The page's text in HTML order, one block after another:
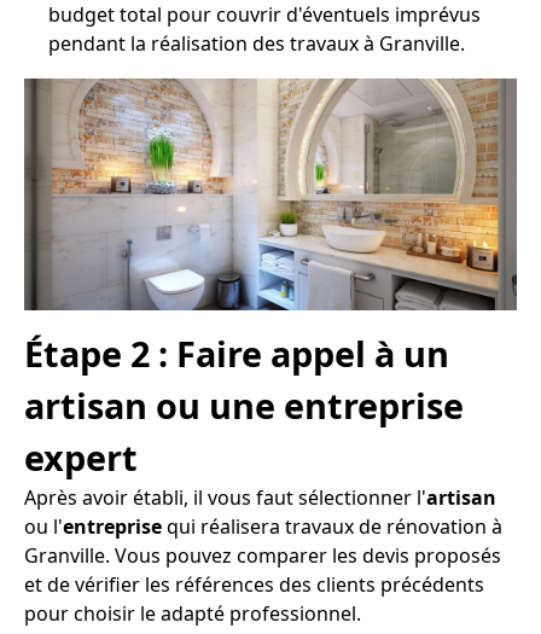
budget total pour couvrir d'éventuels imprévus
pendant la réalisation des travaux à Granville.
Étape 2 : Faire appel à un
artisan ou une entreprise
expert
Après avoir établi, il vous faut sélectionner l'artisan
ou l'entreprisequi réalisera travaux de rénovation à
Granville. Vous pouvez comparer les devis proposés
et de vérifier les références des clients précédents
pour choisir le adapté professionnel.